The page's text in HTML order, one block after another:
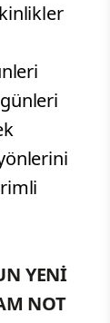
YENİ
NOT